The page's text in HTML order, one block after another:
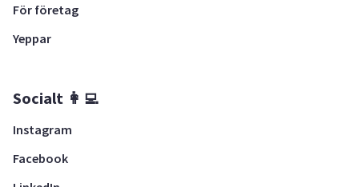
För företag
Yeppar
Socialt 👩‍💻
Instagram
Facebook